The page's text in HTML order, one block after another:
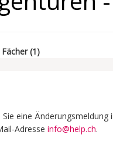
(1)
eine Änderungsmeldung
Adresse info@help.ch.